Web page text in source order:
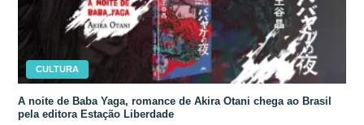
CULTURA
A noite de Baba Yaga, romance de Akira Otani chega ao Brasil
pela editora Estação Liberdade